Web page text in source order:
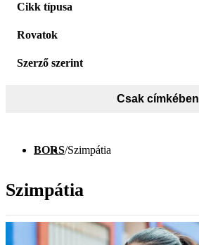
Cikk típusa
Rovatok
Szerző szerint
Csak címkében
BORS/Szimpátia
Szimpátia